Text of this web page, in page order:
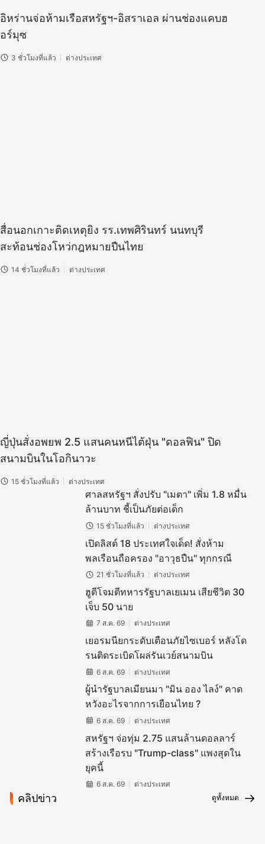
อิหร่านจ่อห้ามเรือสหรัฐฯ-อิสราเอล ผ่านช่องแคบฮ
อร์มุซ
3 ชั่วโมงที่แล้ว ต่างประเทศ
สื่อนอกเกาะติดเหตุยิง รร.เทพศิรินทร์ นนทบุรี
สะท้อนช่องโหว่กฎหมายปืนไทย
14 ชั่วโมงที่แล้ว ต่างประเทศ
ญี่ปุ่นสั่งอพยพ 2.5 แสนคนหนีไต้ฝุ่น "ดอลฟิน" ปิด
สนามบินในโอกินาวะ
15 ชั่วโมงที่แล้ว ต่างประเทศ
ศาลสหรัฐฯ สั่งปรับ "เมตา" เพิ่ม 1.8 หมื่น
ล้านบาท ชี้เป็นภัยต่อเด็ก
15 ชั่วโมงที่แล้ว ต่างประเทศ
เปิดลิสต์ 18 ประเทศใจเด็ด! สั่งห้าม
พลเรือนถือครอง "อาวุธปืน" ทุกกรณี
21 ชั่วโมงที่แล้ว ต่างประเทศ
ฮูตีโจมตีทหารรัฐบาลเยเมน เสียชีวิต 30
เจ็บ 50 นาย
7 ส.ค. 69 ต่างประเทศ
เยอรมนียกระดับเตือนภัยไซเบอร์ หลังโด
รนติดระเบิดโผล่รันเวย์สนามบิน
6 ส.ค. 69 ต่างประเทศ
ผู้นำรัฐบาลเมียนมา "มิน ออง ไลง์" คาด
หวังอะไรจากการเยือนไทย ?
6 ส.ค. 69 ต่างประเทศ
สหรัฐฯ จ่อทุ่ม 2.75 แสนล้านดอลลาร์
สร้างเรือรบ "Trump-class" แพงสุดใน
ยุคนี้
6 ส.ค. 69 ต่างประเทศ
คลิปข่าว ดูทั้งหมด